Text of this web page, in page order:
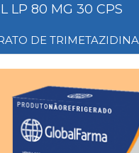
LP 80 MG 30 CPS
DE TRIMETAZIDINA